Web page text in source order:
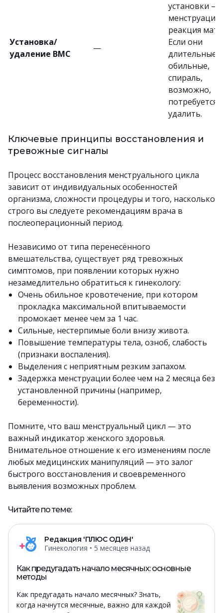
Установка/
удаление ВМС
—
установки —
реакция
Если они
длительные и
обильные,
спираль,
возможно,
потребуется
удалить.
Ключевые принципы восстановления и
тревожные сигналы
Процесс восстановления менструального цикла
зависит от индивидуальных особенностей
организма, сложности процедуры и того, насколько
строго вы следуете рекомендациям врача в
послеоперационный период.
Независимо от типа перенесённого
вмешательства, существует ряд тревожных
симптомов, при появлении которых нужно
незамедлительно обратиться к гинекологу:
Очень обильное кровотечение, при котором
прокладка максимальной впитываемости
промокает менее чем за 1 час.
Сильные, нестерпимые боли внизу живота.
Повышение температуры тела, озноб, слабость
(признаки воспаления).
Выделения с неприятным резким запахом.
Задержка менструации более чем на 2 месяца без
установленной причины (например,
беременности).
Помните, что ваш менструальный цикл — это
важный индикатор женского здоровья.
Внимательное отношение к его изменениям после
любых медицинских манипуляций — это залог
быстрого восстановления и своевременного
выявления возможных проблем.
Читайте по теме:
Редакция 'ПЛЮС ОДИН'
Гинекология • 5 месяцев назад
Как предугадать начало месячных: основные
методы
Как предугадать начало месячных? Знать,
когда начнутся месячные, важно для каждой